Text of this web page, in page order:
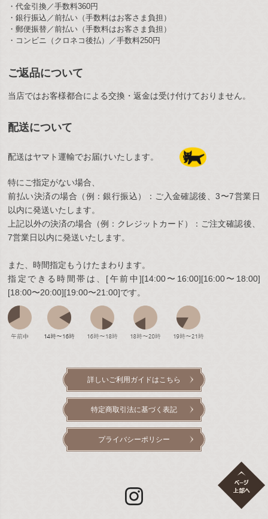
・代金引換／手数料360円
・銀行振込／前払い（手数料はお客さま負担）
・郵便振替／前払い（手数料はお客さま負担）
・コンビニ（クロネコ後払）／手数料250円
ご返品について
当店ではお客様都合による交換・返金は受け付けておりません。
配送について
配送はヤマト運輸でお届けいたします。
特にご指定がない場合、
前払い決済の場合（例：銀行振込）：ご入金確認後、3〜7営業日
以内に発送いたします。
上記以外の決済の場合（例：クレジットカード）：ご注文確認後、
7営業日以内に発送いたします。
また、時間指定もうけたまわります。
指定できる時間帯は、[午前中][14:00〜16:00][16:00〜18:00]
[18:00〜20:00][19:00〜21:00]です。
詳しいご利用ガイドはこちら
特定商取引法に基づく表記
プライバシーポリシー